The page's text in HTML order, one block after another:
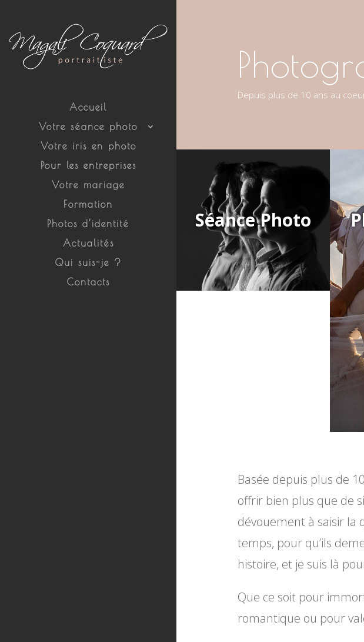
Accueil
Votre séance photo
Votre iris en photo
Pour les entreprises
Votre mariage
Formation
Photos d’identité
Actualités
Qui suis-je ?
Contacts
Depuis plus de 10 ans au
Séance Photo
Basée depuis plus de
offrir bien plus que de
dévouement à saisir la
temps, pour qu’ils
histoire, et je suis là
Que ce soit pour
romantique ou pour